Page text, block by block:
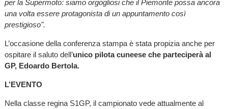
per la Supermoto: siamo orgogliosi che il Piemonte possa ancora
una volta essere protagonista di un appuntamento così
prestigioso".
L’occasione della conferenza stampa è stata propizia anche per
ospitare il saluto dell’unico pilota cuneese che parteciperà al
GP, Edoardo Bertola.
L’EVENTO
Nella classe regina S1GP, il campionato vede attualmente al